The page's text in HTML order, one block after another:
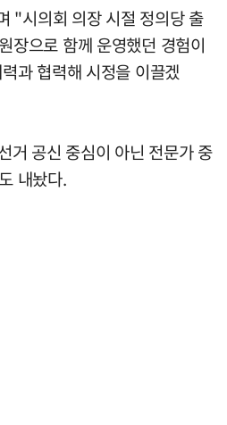
"시의회 의장 시절 정의당 출
장으로 함께 운영했던 경험이
과 협력해 시정을 이끌겠
거 공신 중심이 아닌 전문가 중
내놨다.